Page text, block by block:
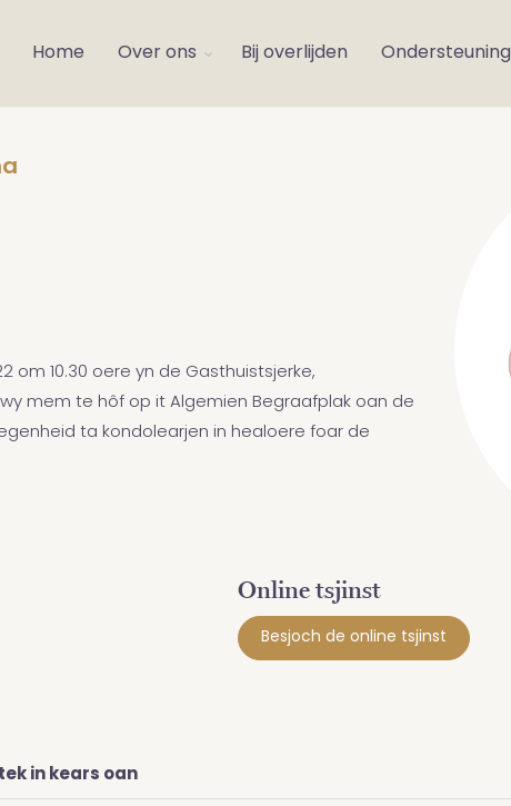
Home Over ons Bij overlijden Ondersteuning
om 10.30 oere yn de Gasthuistsjerke,
mem te hôf op it Algemien Begraafplak oan de
ta kondolearjen in healoere foar de
Online tsjinst
Besjoch de online tsjinst
in kears oan